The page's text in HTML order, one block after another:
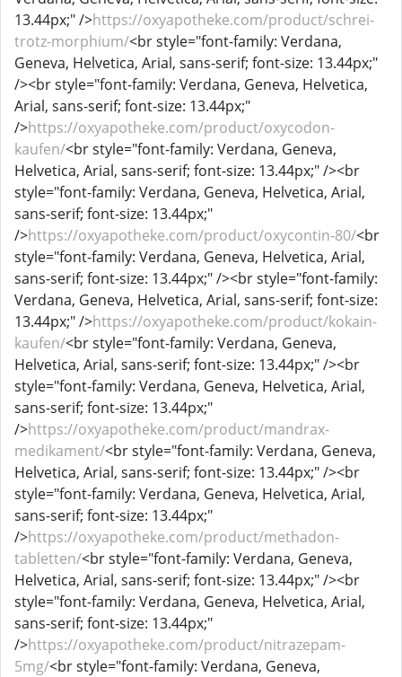
13.44px;" />https://oxyapotheke.com/product/schrei-
trotz-morphium/<br style="font-family: Verdana,
Geneva, Helvetica, Arial, sans-serif; font-size: 13.44px;"
/><br style="font-family: Verdana, Geneva, Helvetica,
Arial, sans-serif; font-size: 13.44px;"
/>https://oxyapotheke.com/product/oxycodon-
kaufen/<br style="font-family: Verdana, Geneva,
Helvetica, Arial, sans-serif; font-size: 13.44px;" /><br
style="font-family: Verdana, Geneva, Helvetica, Arial,
sans-serif; font-size: 13.44px;"
/>https://oxyapotheke.com/product/oxycontin-80/<br
style="font-family: Verdana, Geneva, Helvetica, Arial,
sans-serif; font-size: 13.44px;" /><br style="font-family:
Verdana, Geneva, Helvetica, Arial, sans-serif; font-size:
13.44px;" />https://oxyapotheke.com/product/kokain-
kaufen/<br style="font-family: Verdana, Geneva,
Helvetica, Arial, sans-serif; font-size: 13.44px;" /><br
style="font-family: Verdana, Geneva, Helvetica, Arial,
sans-serif; font-size: 13.44px;"
/>https://oxyapotheke.com/product/mandrax-
medikament/<br style="font-family: Verdana, Geneva,
Helvetica, Arial, sans-serif; font-size: 13.44px;" /><br
style="font-family: Verdana, Geneva, Helvetica, Arial,
sans-serif; font-size: 13.44px;"
/>https://oxyapotheke.com/product/methadon-
tabletten/<br style="font-family: Verdana, Geneva,
Helvetica, Arial, sans-serif; font-size: 13.44px;" /><br
style="font-family: Verdana, Geneva, Helvetica, Arial,
sans-serif; font-size: 13.44px;"
/>https://oxyapotheke.com/product/nitrazepam-
5mg/<br style="font-family: Verdana, Geneva,